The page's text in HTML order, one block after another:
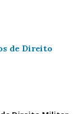
de Direito